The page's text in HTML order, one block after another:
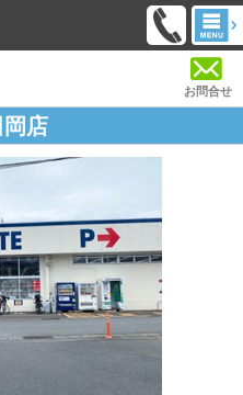
お問合せ
店